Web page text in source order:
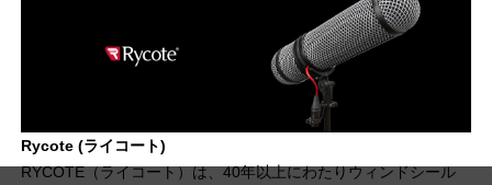
Rycote (ライコート)
RYCOTE（ライコート）は、40年以上にわたりウィンドシール